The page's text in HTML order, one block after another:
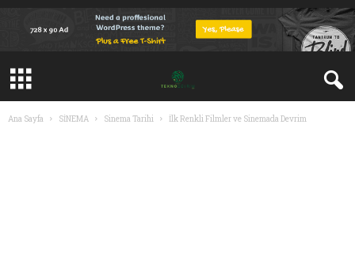
Ana Sayfa SİNEMA Sinema Tarihi İlk Renkli Filmler ve Sinemada Devrim